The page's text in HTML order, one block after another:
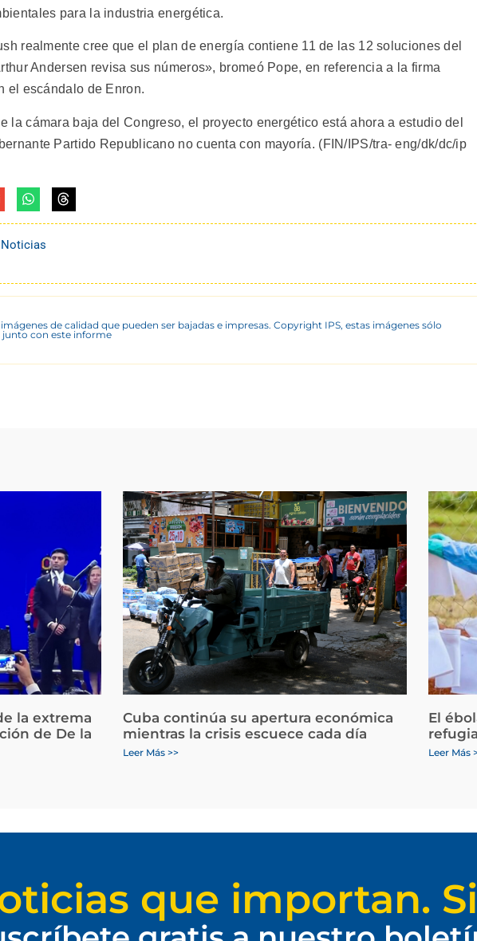
para la industria energética.
realmente cree que el plan de energía contiene 11 de las 12 soluciones del
Andersen revisa sus números», bromeó Pope, en referencia a la firma
el escándalo de Enron.
la cámara baja del Congreso, el proyecto energético está ahora a estudio del
Partido Republicano no cuenta con mayoría. (FIN/IPS/tra- eng/dk/dc/ip
de calidad que pueden ser bajadas e impresas. Copyright IPS, estas imágenes sólo
junto con este informe
la extrema
de De la
Cuba continúa su apertura económica
mientras la crisis escuece cada día
Leer Más >>
El
Leer Más
que importan.